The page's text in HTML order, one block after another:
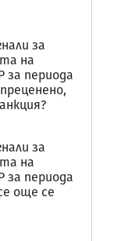
за
на
периода
за
на
периода
още се